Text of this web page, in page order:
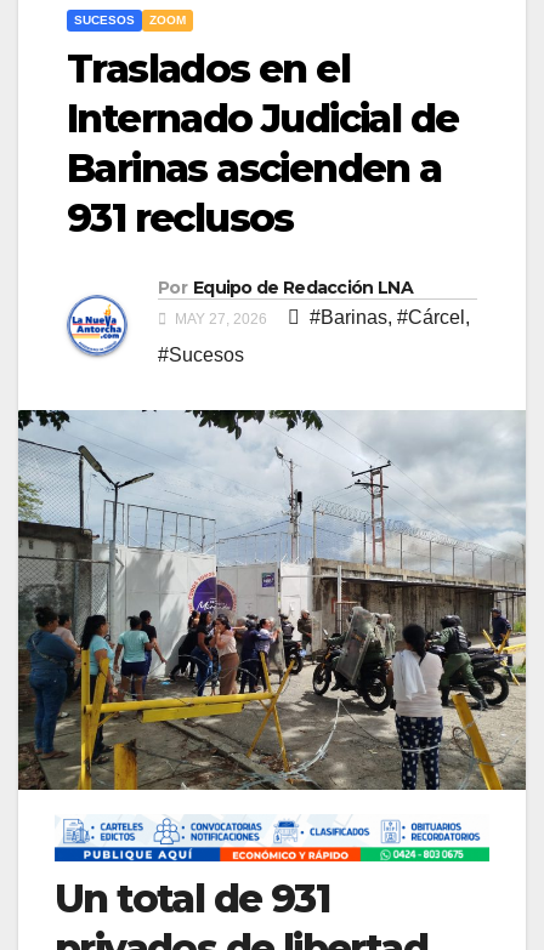
SUCESOS ZOOM
Traslados en el
Internado Judicial de
Barinas ascienden a
931 reclusos
Por Equipo de Redacción LNA
MAY 27, 2026 #Barinas, #Cárcel ,
#Sucesos
Un total de 931